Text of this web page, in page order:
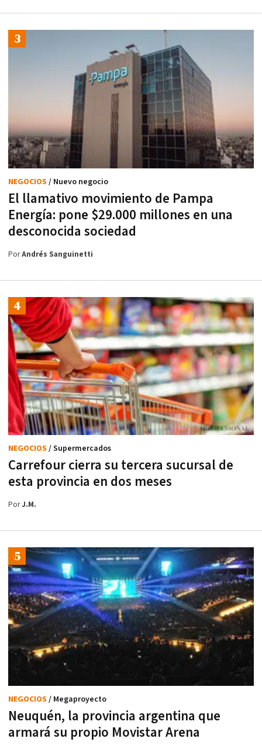
El llamativo movimiento de Pampa
Energía: pone $29.000 millones en una
desconocida sociedad
NEGOCIOS / Nuevo negocio
PorAndrés Sanguinetti
Carrefour cierra su tercera sucursal de
esta provincia en dos meses
NEGOCIOS / Supermercados
PorJ.M.
Neuquén, la provincia argentina que
armará su propio Movistar Arena
NEGOCIOS / Megaproyecto